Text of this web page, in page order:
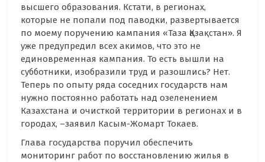
высшего образования. Кстати, в регионах,
которые не попали под паводки, развертывается
по моему поручению кампания «Таза Қазақстан». Я
уже предупредил всех акимов, что это не
единовременная кампания. То есть вышли на
субботники, изобразили труд и разошлись? Нет.
Теперь по опыту ряда соседних государств нам
нужно постоянно работать над озеленением
Казахстана и очисткой территории в регионах и в
городах, –заявил Касым-Жомарт Токаев.
Глава государства поручил обеспечить
мониторинг работ по восстановлению жилья в